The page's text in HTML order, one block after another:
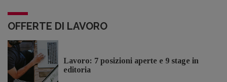
OFFERTE DI LAVORO
Lavoro: 7 posizioni aperte e 9 stage in
editoria